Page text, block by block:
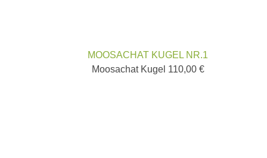
MOOSACHAT KUGEL NR.1
Moosachat Kugel 110,00 €